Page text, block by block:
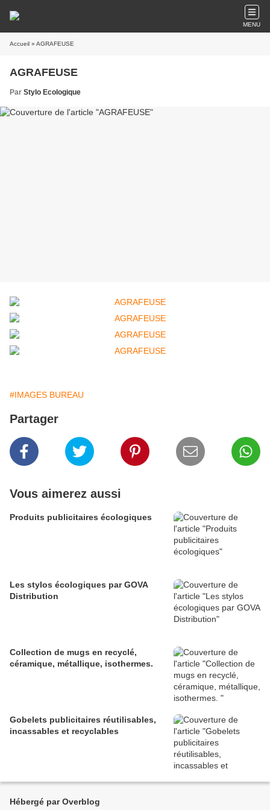
MENU
Accueil » AGRAFEUSE
AGRAFEUSE
Par Stylo Ecologique
#IMAGES BUREAU
Partager
Vous aimerez aussi
Produits publicitaires écologiques
Les stylos écologiques par GOVA
Distribution
Collection de mugs en recyclé,
céramique, métallique, isothermes.
Gobelets publicitaires réutilisables,
incassables et recyclables
Hébergé par Overblog